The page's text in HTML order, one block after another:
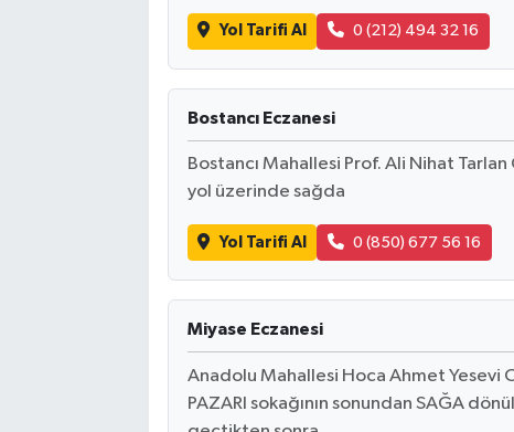
Yol Tarifi Al 0 (212) 494 32 16
Bostancı Eczanesi
Bostancı Mahallesi Prof. Ali Nihat
yol üzerinde sağda
Yol Tarifi Al 0 (850) 677 56 16
Miyase Eczanesi
Anadolu Mahallesi Hoca Ahmet Yesevi
PAZARI sokağının sonundan SAĞA